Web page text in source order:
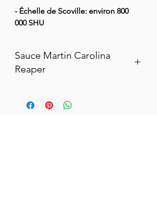
- Échelle de Scoville: environ 800
000 SHU
Sauce Martin Carolina
Reaper
Découvrez la sauce Pur Cru aux